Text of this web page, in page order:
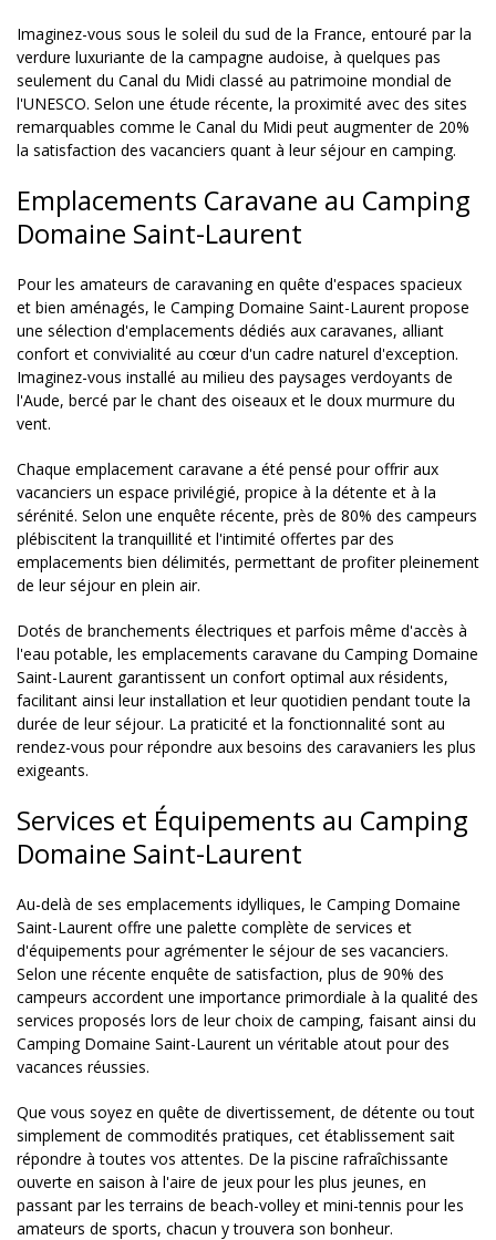
Imaginez-vous sous le soleil du sud de la France, entouré par la
verdure luxuriante de la campagne audoise, à quelques pas
seulement du Canal du Midi classé au patrimoine mondial de
l'UNESCO. Selon une étude récente, la proximité avec des sites
remarquables comme le Canal du Midi peut augmenter de 20%
la satisfaction des vacanciers quant à leur séjour en camping.
Emplacements Caravane au Camping
Domaine Saint-Laurent
Pour les amateurs de caravaning en quête d'espaces spacieux
et bien aménagés, le Camping Domaine Saint-Laurent propose
une sélection d'emplacements dédiés aux caravanes, alliant
confort et convivialité au cœur d'un cadre naturel d'exception.
Imaginez-vous installé au milieu des paysages verdoyants de
l'Aude, bercé par le chant des oiseaux et le doux murmure du
vent.
Chaque emplacement caravane a été pensé pour offrir aux
vacanciers un espace privilégié, propice à la détente et à la
sérénité. Selon une enquête récente, près de 80% des campeurs
plébiscitent la tranquillité et l'intimité offertes par des
emplacements bien délimités, permettant de profiter pleinement
de leur séjour en plein air.
Dotés de branchements électriques et parfois même d'accès à
l'eau potable, les emplacements caravane du Camping Domaine
Saint-Laurent garantissent un confort optimal aux résidents,
facilitant ainsi leur installation et leur quotidien pendant toute la
durée de leur séjour. La praticité et la fonctionnalité sont au
rendez-vous pour répondre aux besoins des caravaniers les plus
exigeants.
Services et Équipements au Camping
Domaine Saint-Laurent
Au-delà de ses emplacements idylliques, le Camping Domaine
Saint-Laurent offre une palette complète de services et
d'équipements pour agrémenter le séjour de ses vacanciers.
Selon une récente enquête de satisfaction, plus de 90% des
campeurs accordent une importance primordiale à la qualité des
services proposés lors de leur choix de camping, faisant ainsi du
Camping Domaine Saint-Laurent un véritable atout pour des
vacances réussies.
Que vous soyez en quête de divertissement, de détente ou tout
simplement de commodités pratiques, cet établissement sait
répondre à toutes vos attentes. De la piscine rafraîchissante
ouverte en saison à l'aire de jeux pour les plus jeunes, en
passant par les terrains de beach-volley et mini-tennis pour les
amateurs de sports, chacun y trouvera son bonheur.